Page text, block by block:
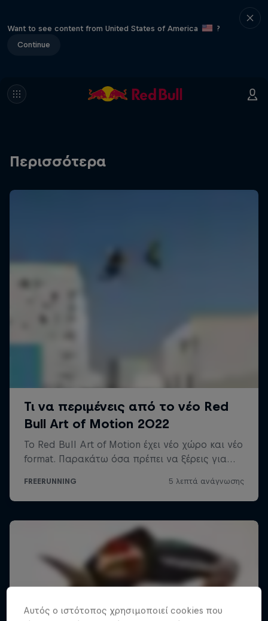
Want to see content from United States of America
?
Continue
Περισσότερα
Αυτός ο ιστότοπος χρησιμοποιεί cookies που